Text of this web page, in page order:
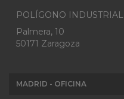
POLÍGONO
Palmera, 10
50171 Zaragoza
MADRID - OFICINA